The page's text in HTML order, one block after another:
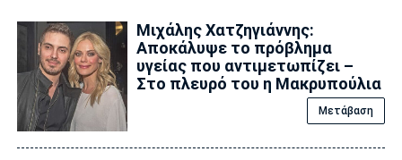
Μιχάλης Χατζηγιάννης:
Αποκάλυψε το πρόβλημα
υγείας που αντιμετωπίζει –
Στο πλευρό του η Μακρυπούλια
Μετάβαση